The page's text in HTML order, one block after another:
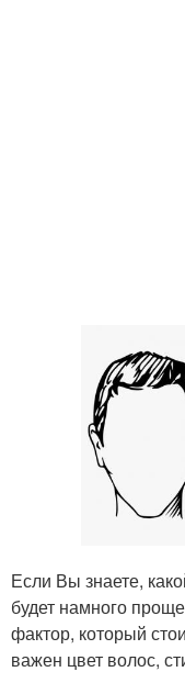
Если Вы знаете,
будет намного
фактор, который
важен цвет волос,